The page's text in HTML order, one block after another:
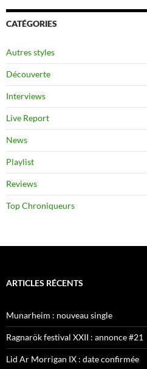
CATÉGORIES
Autres styles
Découverte
Interviews
Live Report
News
Playlist
Reviews
Top Chroniqueurs
ARTICLES RÉCENTS
Munarheim : nouveau single
Ragnarök festival XXII : annonce #21
Lid Ar Morrigan IX : date confirmée